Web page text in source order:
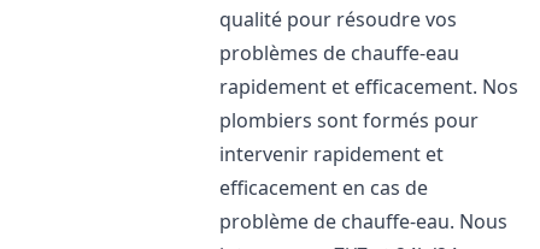
qualité pour résoudre vos
problèmes de chauffe-eau
rapidement et efficacement. Nos
plombiers sont formés pour
intervenir rapidement et
efficacement en cas de
problème de chauffe-eau. Nous